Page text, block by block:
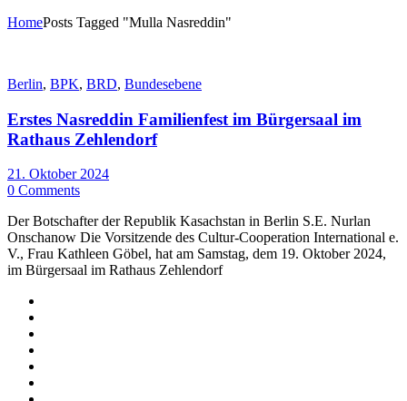
HomePosts Tagged "Mulla Nasreddin"
Berlin, BPK, BRD, Bundesebene
Erstes Nasreddin Familienfest im Bürgersaal im
Rathaus Zehlendorf
21. Oktober 2024
0 Comments
Der Botschafter der Republik Kasachstan in Berlin S.E. Nurlan
Onschanow Die Vorsitzende des Cultur-Cooperation International e.
V., Frau Kathleen Göbel, hat am Samstag, dem 19. Oktober 2024,
im Bürgersaal im Rathaus Zehlendorf